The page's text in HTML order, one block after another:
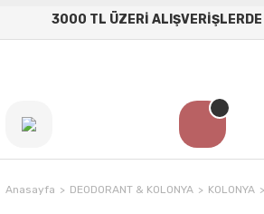
3000 TL ÜZERİ ALIŞVERİŞLERDE
Anasayfa DEODORANT & KOLONYA KOLONYA